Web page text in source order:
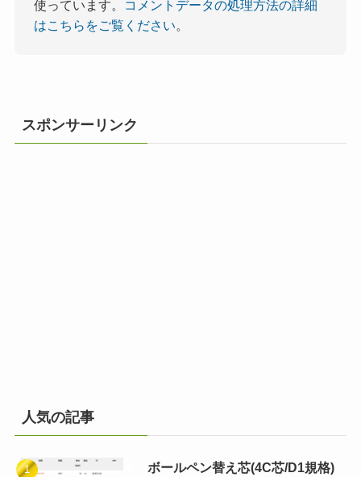
使っています。
コメントデータの処理方法の詳細
はこちらをご覧ください。
スポンサーリンク
人気の記事
ボールペン替え芯(4C芯/D1規格)